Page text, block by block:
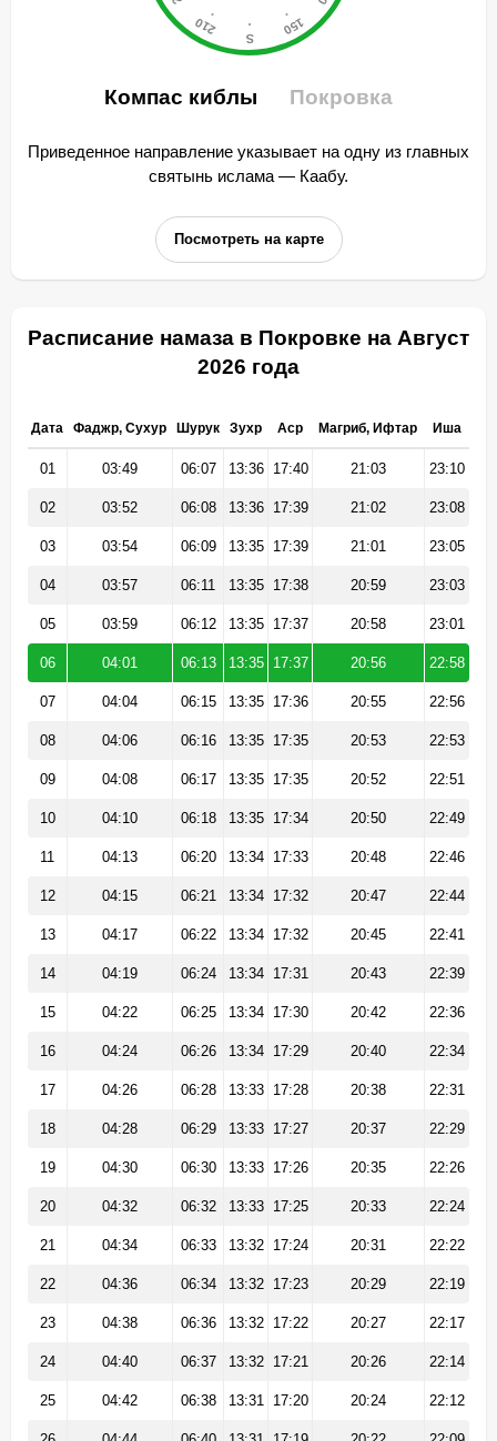
Компас киблы Покровка
Приведенное направление указывает на одну из главных
святынь ислама — Каабу.
Посмотреть на карте
Расписание намаза в Покровке на Август
2026 года
Дата Фаджр, Сухур Шурук Зухр Аср Магриб, Ифтар Иша
01 03:49 06:07 13:36 17:40 21:03 23:10
02 03:52 06:08 13:36 17:39 21:02 23:08
03 03:54 06:09 13:35 17:39 21:01 23:05
04 03:57 06:11 13:35 17:38 20:59 23:03
05 03:59 06:12 13:35 17:37 20:58 23:01
06 04:01 06:13 13:35 17:37 20:56 22:58
07 04:04 06:15 13:35 17:36 20:55 22:56
08 04:06 06:16 13:35 17:35 20:53 22:53
09 04:08 06:17 13:35 17:35 20:52 22:51
10 04:10 06:18 13:35 17:34 20:50 22:49
11 04:13 06:20 13:34 17:33 20:48 22:46
12 04:15 06:21 13:34 17:32 20:47 22:44
13 04:17 06:22 13:34 17:32 20:45 22:41
14 04:19 06:24 13:34 17:31 20:43 22:39
15 04:22 06:25 13:34 17:30 20:42 22:36
16 04:24 06:26 13:34 17:29 20:40 22:34
17 04:26 06:28 13:33 17:28 20:38 22:31
18 04:28 06:29 13:33 17:27 20:37 22:29
19 04:30 06:30 13:33 17:26 20:35 22:26
20 04:32 06:32 13:33 17:25 20:33 22:24
21 04:34 06:33 13:32 17:24 20:31 22:22
22 04:36 06:34 13:32 17:23 20:29 22:19
23 04:38 06:36 13:32 17:22 20:27 22:17
24 04:40 06:37 13:32 17:21 20:26 22:14
25 04:42 06:38 13:31 17:20 20:24 22:12